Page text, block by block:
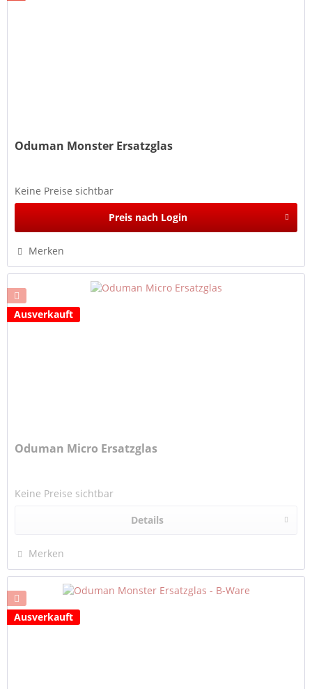
Oduman Monster Ersatzglas
Keine Preise sichtbar
Preis nach Login
Merken
Ausverkauft
Oduman Micro Ersatzglas
Keine Preise sichtbar
Details
Merken
Ausverkauft